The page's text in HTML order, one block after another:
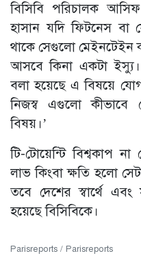
বিসিবি পরিচালক
হাসান যদি ফিটনেস বা
থাকে সেগুলো মেইনটেইন
আসবে কিনা একটা
বলা হয়েছে এ বিষয়ে
নিজস্ব এগুলো
বিষয়।’
টি-টোয়েন্টি বিশ্বকাপ
লাভ কিংবা ক্ষতি হলো
তবে দেশের স্বার্থে এবং
হয়েছে বিসিবিকে।
Parisreports / Parisreports